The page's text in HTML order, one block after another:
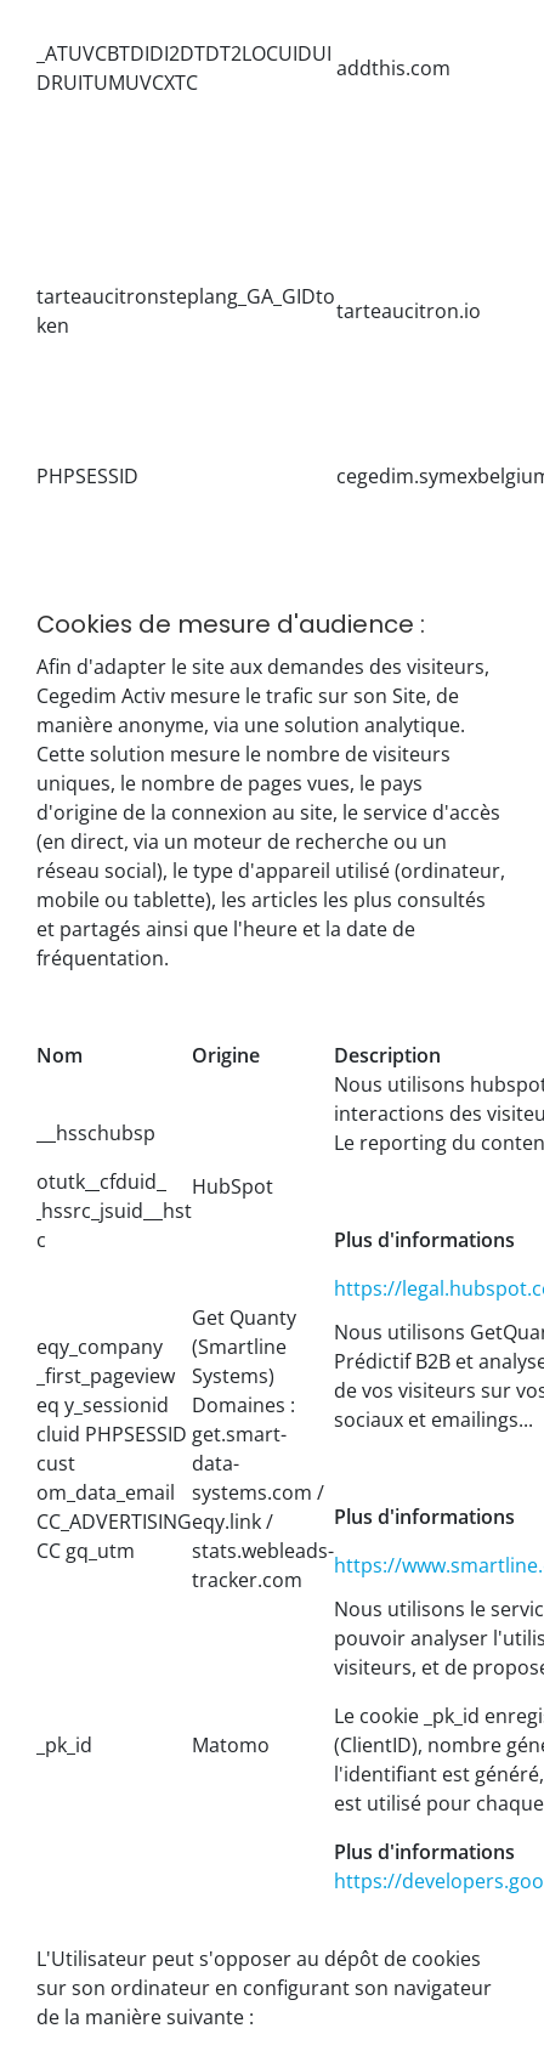
_ATUVCBTDIDI2DTDT2LOCUIDUI
DRUITUMUVCXTC
addthis.com
tarteaucitronsteplang_GA_GIDto
ken
tarteaucitron.io
PHPSESSID
Cookies de mesure d'audience :
Afin d'adapter le site aux demandes des visiteurs,
Cegedim Activ mesure le trafic sur son Site, de
manière anonyme, via une solution analytique.
Cette solution mesure le nombre de visiteurs
uniques, le nombre de pages vues, le pays
d'origine de la connexion au site, le service d'accès
(en direct, via un moteur de recherche ou un
réseau social), le type d'appareil utilisé (ordinateur,
mobile ou tablette), les articles les plus consultés
et partagés ainsi que l'heure et la date de
fréquentation.
Nom Origine Description
hsschubsp
otutk cfduid
hssrc_jsuid
hst
c
HubSpot
Nous utilisons
interactions des
Le reporting du
Plus d'informations
https://
eqy_company
_first_pageview
eq y_sessionid
cluid PHPSESSID
cust
om_data_email
CC_ADVERTISING
CC gq_utm
Get Quanty
(Smartline
Systems)
Domaines :
get.smart-
data-
systems.com /
eqy.link /
stats.webleads-
tracker.com
Nous utilisons
Prédictif B2B et
de vos visiteurs sur
sociaux et emailings...
Plus d'informations
https://
_pk_id Matomo
Nous utilisons le
pouvoir analyser
visiteurs, et de
Le cookie _pk_id
(ClientID), nombre
l'identifiant est
est utilisé pour
Plus d'informations
https://
L'Utilisateur peut s'opposer au dépôt de cookies
sur son ordinateur en configurant son navigateur
de la manière suivante :